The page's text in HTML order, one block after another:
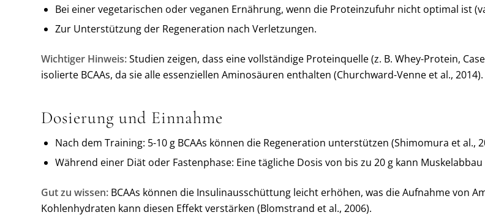
Bei einer vegetarischen oder veganen Ernährung, wenn die Proteinzufuhr nicht optimal ist
Zur Unterstützung der Regeneration nach Verletzungen.
Wichtiger Hinweis:Studien zeigen, dass eine vollständige Proteinquelle (z. B. Whey-Protein,
isolierte BCAAs, da sie alle essenziellen Aminosäuren enthalten (Churchward-Venne et al., 2014).
Dosierung und Einnahme
Nach dem Training: 5-10 g BCAAs können die Regeneration unterstützen (Shimomura et al.,
Während einer Diät oder Fastenphase: Eine tägliche Dosis von bis zu 20 g kann
Gut zu wissen: BCAAs können die Insulinausschüttung leicht erhöhen, was die Aufnahme von
Kohlenhydraten kann diesen Effekt verstärken (Blomstrand et al., 2006).